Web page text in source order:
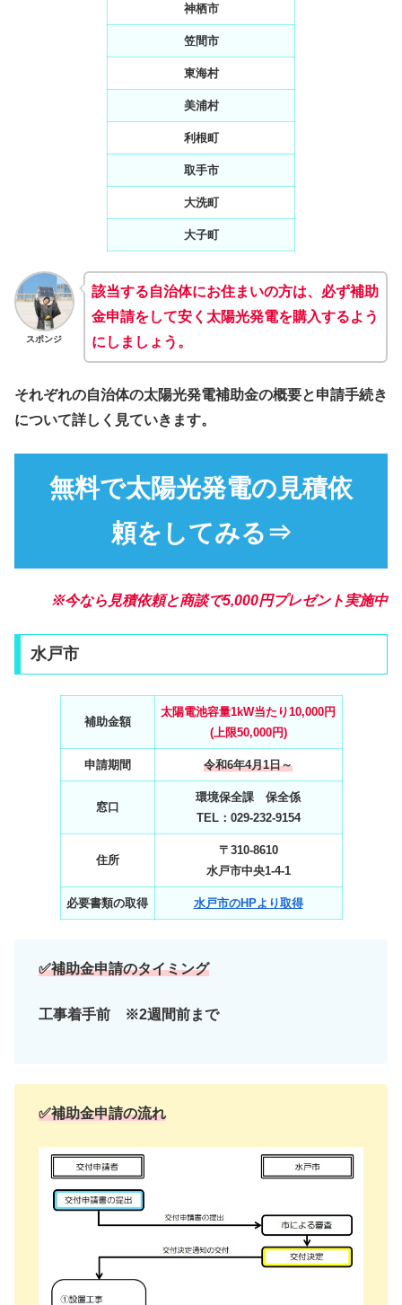
神栖市
笠間市
東海村
美浦村
利根町
取手市
大洗町
大子町
スポンジ
該当する自治体にお住まいの方は、必ず補助
金申請をして安く太陽光発電を購入するよう
にしましょう。
それぞれの自治体の太陽光発電補助金の概要と申請手続き
について詳しく見ていきます。
無料で太陽光発電の見積依
頼をしてみる⇒
※今なら見積依頼と商談で5,000円プレゼント実施中
水戸市
補助金額
太陽電池容量1kW当たり10,000円
(上限50,000円)
申請期間 令和6年4月1日～
窓口
環境保全課 保全係
TEL：029‐232‐9154
住所
〒310-8610
水戸市中央1‐4‐1
必要書類の取得 水戸市のHPより取得
✅補助金申請のタイミング
工事着手前 ※2週間前まで
✅補助金申請の流れ